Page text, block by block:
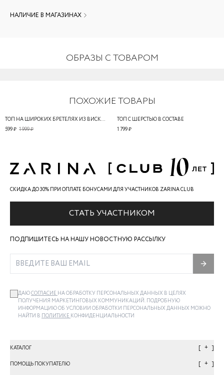
НАЛИЧИЕ В МАГАЗИНАХ
ОБРАЗЫ С ТОВАРОМ
ПОХОЖИЕ ТОВАРЫ
ТОП НА ШИРОКИХ БРЕТЕЛЯХ ИЗ ВИСКОЗЫ
1 999 ₽
599 ₽
ТОП С ШЕРСТЬЮ В СОСТАВЕ
1 799 ₽
СКИДКА ДО 30% ПРИ ОПЛАТЕ БОНУСАМИ ДЛЯ УЧАСТНИКОВ ZARINA CLUB
СТАТЬ УЧАСТНИКОМ
ПОДПИШИТЕСЬ НА НАШУ НОВОСТНУЮ РАССЫЛКУ
ДАЮСОГЛАСИЕ НА ОБРАБОТКУ ПЕРСОНАЛЬНЫХ ДАННЫХ В ЦЕЛЯХ
ПОЛУЧЕНИЯ МАРКЕТИНГОВЫХ КОММУНИКАЦИЙ. ПОДРОБНУЮ
ИНФОРМАЦИЮ ОБ УСЛОВИИ ОБРАБОТКИ ПЕРСОНАЛЬНЫХ ДАННЫХ МОЖНО
НАЙТИ В ПОЛИТИКЕ КОНФИДЕНЦИАЛЬНОСТИ
КАТАЛОГ +
ПОМОЩЬ ПОКУПАТЕЛЮ +